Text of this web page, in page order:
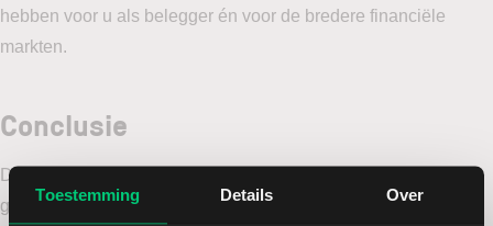
Toestemming Details Over
hebben voor u als belegger én voor de bredere financiële
markten.
Conclusie
De carry trade biedt aantrekkelijke mogelijkheden, maar gaat
gepaard met aanzienlijke risico’s. De recente rentestappen en